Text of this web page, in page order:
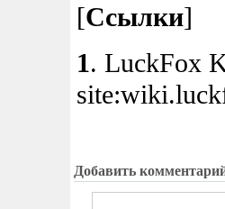
[Ссылки]
1. LuckFox
Добавить